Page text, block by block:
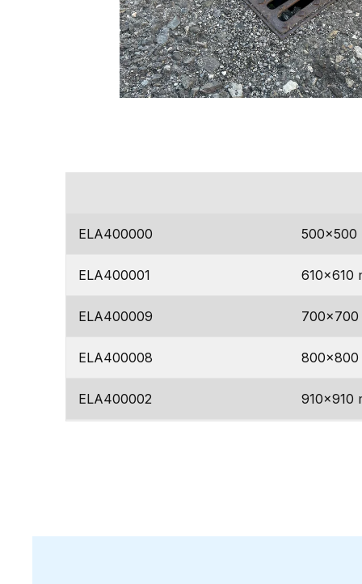
ELA400000 500×500
ELA400001 610×610
ELA400009 700×700
ELA400008 800×800
ELA400002 910×910